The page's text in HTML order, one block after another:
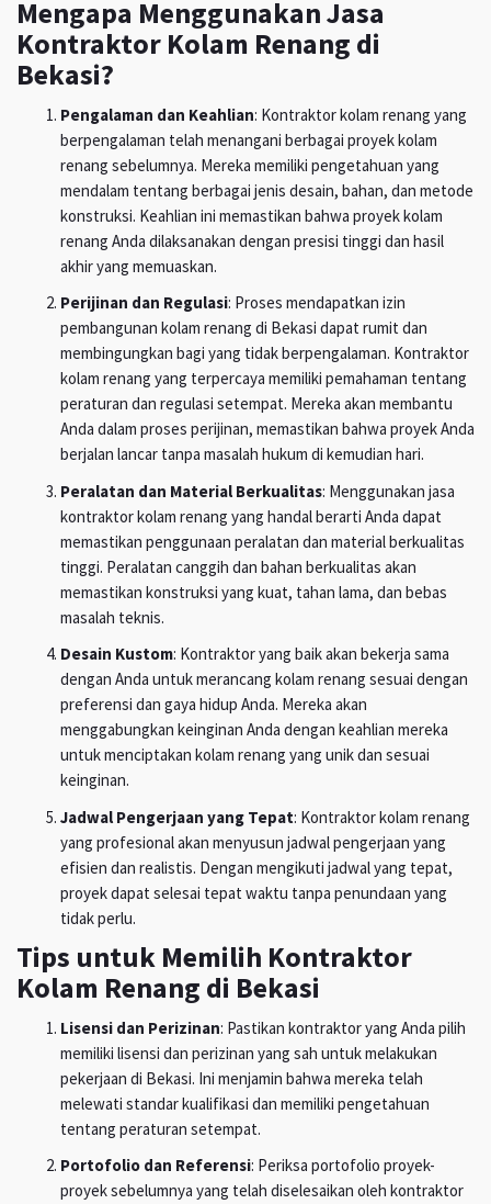
Mengapa Menggunakan Jasa
Kontraktor Kolam Renang di
Bekasi?
Pengalaman dan Keahlian: Kontraktor kolam renang yang
berpengalaman telah menangani berbagai proyek kolam
renang sebelumnya. Mereka memiliki pengetahuan yang
mendalam tentang berbagai jenis desain, bahan, dan metode
konstruksi. Keahlian ini memastikan bahwa proyek kolam
renang Anda dilaksanakan dengan presisi tinggi dan hasil
akhir yang memuaskan.
Perijinan dan Regulasi: Proses mendapatkan izin
pembangunan kolam renang di Bekasi dapat rumit dan
membingungkan bagi yang tidak berpengalaman. Kontraktor
kolam renang yang terpercaya memiliki pemahaman tentang
peraturan dan regulasi setempat. Mereka akan membantu
Anda dalam proses perijinan, memastikan bahwa proyek Anda
berjalan lancar tanpa masalah hukum di kemudian hari.
Peralatan dan Material Berkualitas: Menggunakan jasa
kontraktor kolam renang yang handal berarti Anda dapat
memastikan penggunaan peralatan dan material berkualitas
tinggi. Peralatan canggih dan bahan berkualitas akan
memastikan konstruksi yang kuat, tahan lama, dan bebas
masalah teknis.
Desain Kustom: Kontraktor yang baik akan bekerja sama
dengan Anda untuk merancang kolam renang sesuai dengan
preferensi dan gaya hidup Anda. Mereka akan
menggabungkan keinginan Anda dengan keahlian mereka
untuk menciptakan kolam renang yang unik dan sesuai
keinginan.
Jadwal Pengerjaan yang Tepat: Kontraktor kolam renang
yang profesional akan menyusun jadwal pengerjaan yang
efisien dan realistis. Dengan mengikuti jadwal yang tepat,
proyek dapat selesai tepat waktu tanpa penundaan yang
tidak perlu.
Tips untuk Memilih Kontraktor
Kolam Renang di Bekasi
Lisensi dan Perizinan: Pastikan kontraktor yang Anda pilih
memiliki lisensi dan perizinan yang sah untuk melakukan
pekerjaan di Bekasi. Ini menjamin bahwa mereka telah
melewati standar kualifikasi dan memiliki pengetahuan
tentang peraturan setempat.
Portofolio dan Referensi: Periksa portofolio proyek-
proyek sebelumnya yang telah diselesaikan oleh kontraktor